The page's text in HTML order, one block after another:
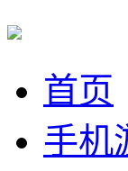
首页
手机